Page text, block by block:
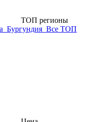
ТОП регионы
Бургундия Все ТОП